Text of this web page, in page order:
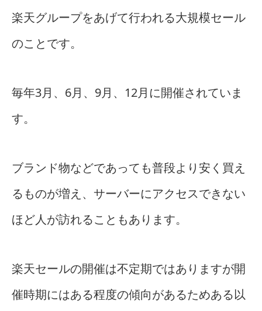
楽天グループをあげて行われる大規模セール
のことです。
毎年3月、6月、9月、12月に開催されていま
す。
ブランド物などであっても普段より安く買え
るものが増え、サーバーにアクセスできない
ほど人が訪れることもあります。
楽天セールの開催は不定期ではありますが開
催時期にはある程度の傾向があるためある以